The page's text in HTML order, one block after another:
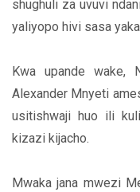
shughuli za uvuvi
yaliyopo hivi sasa
Kwa upande wake,
Alexander Mnyeti
usitishwaji huo ili
kizazi kijacho.
Mwaka jana mwezi